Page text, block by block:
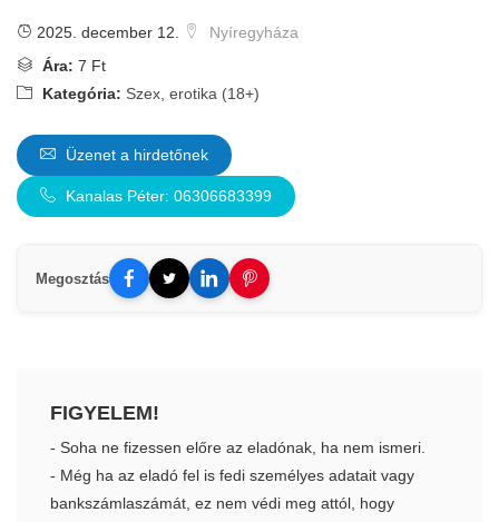
2025. december 12.
Nyíregyháza
Ára: 7 Ft
Kategória: Szex, erotika (18+)
Üzenet a hirdetőnek
Kanalas Péter: 06306683399
Megosztás
FIGYELEM!
- Soha ne fizessen előre az eladónak, ha nem ismeri.
- Még ha az eladó fel is fedi személyes adatait vagy
bankszámlaszámát, ez nem védi meg attól, hogy